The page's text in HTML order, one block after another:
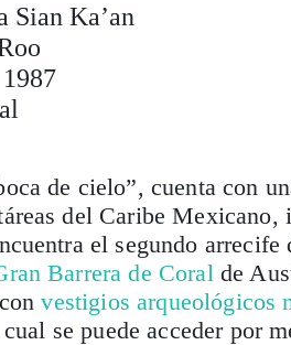
Sian Ka’an
de cielo”, cuenta con
del Caribe Mexicano,
el segundo arrecife
Barrera de Coral de
vestigios arqueológicos
se puede acceder por